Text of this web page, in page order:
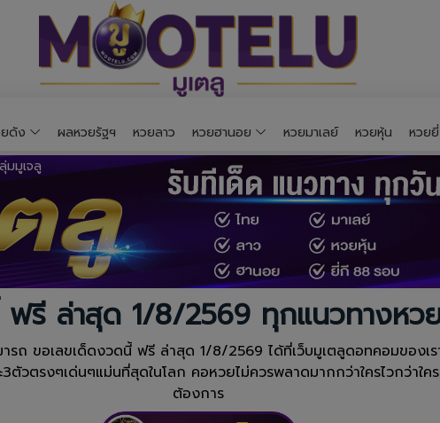
ดัง ผลหวยรัฐฯ หวยลาว หวยฮานอย หวยมาเลย์ หวยหุ้น หวย
ฟรี ล่าสุด 1/8/2569 ทุกแนวทางหว
ารถ ขอเลขเด็ดงวดนี้ ฟรี ล่าสุด 1/8/2569 ได้ที่เว็บมูเตลูดอทคอมของเ
ตัวตรงๆเด่นๆแม่นที่สุดในโลก คอหวยไม่ควรพลาดมากกว่าใครไวกว่าใ
ต้องการ